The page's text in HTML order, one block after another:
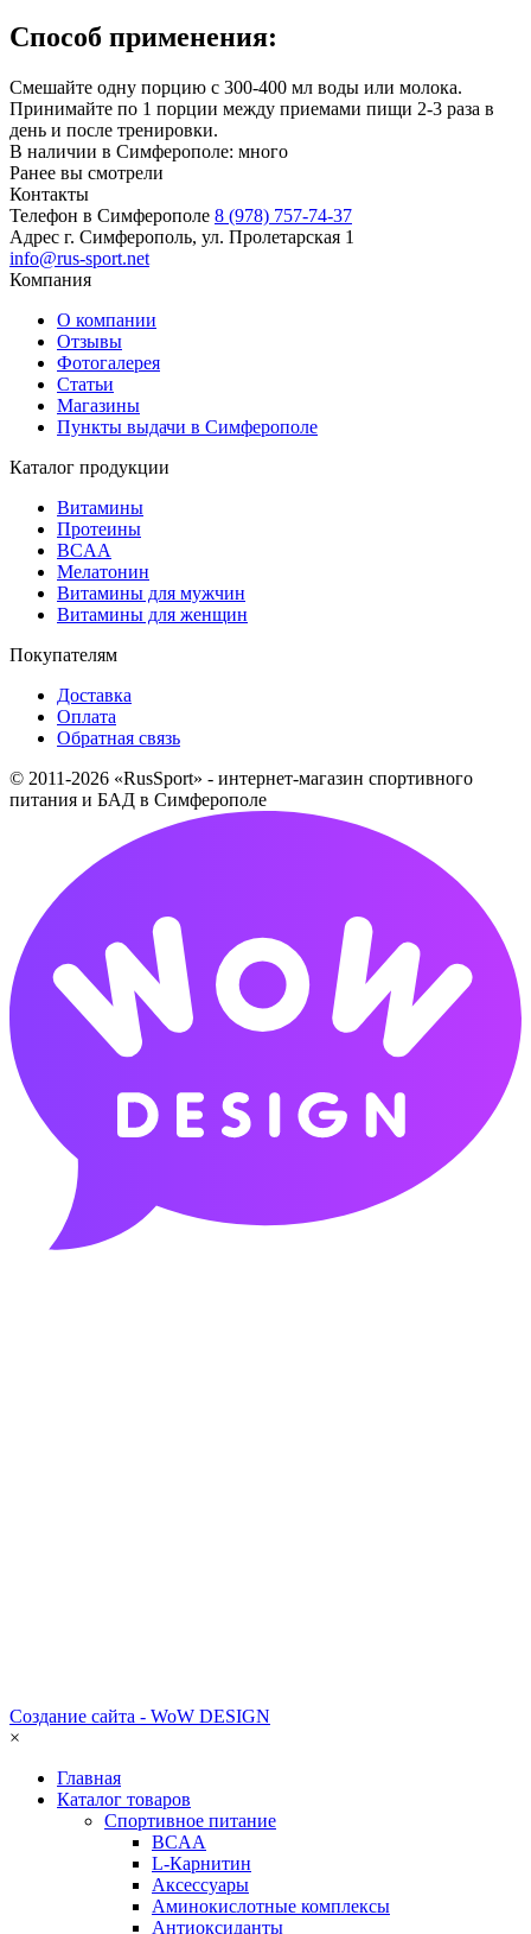
Способ применения:
Смешайте одну порцию с 300-400 мл воды или молока.
Принимайте по 1 порции между приемами пищи 2-3 раза в
день и после тренировки.
В наличии в Симферополе: много
Ранее вы смотрели
Контакты
Телефон в Симферополе 8 (978) 757-74-37
Адрес г. Симферополь, ул. Пролетарская 1
info@rus-sport.net
Компания
О компании
Отзывы
Фотогалерея
Статьи
Магазины
Пункты выдачи в Симферополе
Каталог продукции
Витамины
Протеины
BCAA
Мелатонин
Витамины для мужчин
Витамины для женщин
Покупателям
Доставка
Оплата
Обратная связь
© 2011-2026 «RusSport» - интернет-магазин спортивного
питания и БАД в Симферополе
Создание сайта - WoW DESIGN
×
Главная
Каталог товаров
Спортивное питание
BCAA
L-Карнитин
Аксессуары
Аминокислотные комплексы
Антиоксиданты